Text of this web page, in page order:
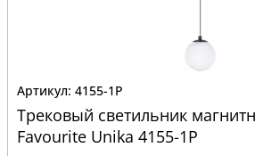
4155-1P
Трековый светильник
Favourite Unika 4155-1P